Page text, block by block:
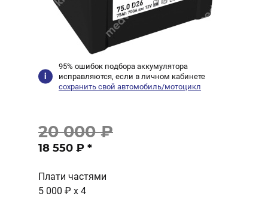
95% ошибок подбора аккумулятора
исправляются, если в личном кабинете
сохранить свой автомобиль/мотоцикл
20 000 ₽
18 550 ₽ *
Плати частями
5 000 ₽ x 4